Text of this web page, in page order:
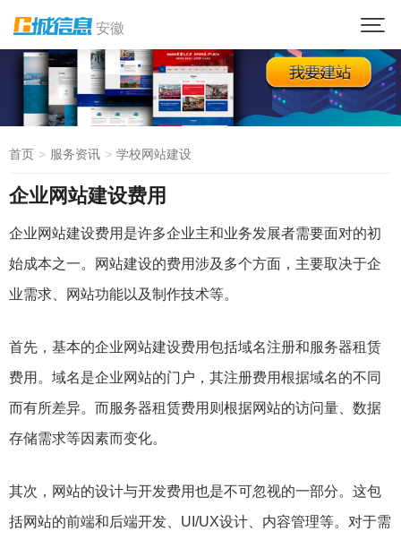
安徽
首页 服务资讯 学校网站建设
企业网站建设费用
企业网站建设费用是许多企业主和业务发展者需要面对的初
始成本之一。网站建设的费用涉及多个方面，主要取决于企
业需求、网站功能以及制作技术等。
首先，基本的企业网站建设费用包括域名注册和服务器租赁
费用。域名是企业网站的门户，其注册费用根据域名的不同
而有所差异。而服务器租赁费用则根据网站的访问量、数据
存储需求等因素而变化。
其次，网站的设计与开发费用也是不可忽视的一部分。这包
括网站的前端和后端开发、UI/UX设计、内容管理等。对于需